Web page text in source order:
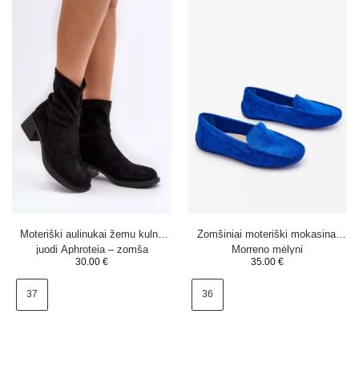
Moteriški aulinukai žemu kulnu
juodi Aphroteia – zomša
30.00 €
37
Zomšiniai moteriški mokasinai
Morreno mėlyni
35.00 €
36